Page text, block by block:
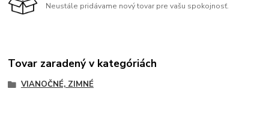
Neustále pridávame nový tovar pre vašu spokojnosť.
Tovar zaradený v kategóriách
VIANOČNÉ, ZIMNÉ